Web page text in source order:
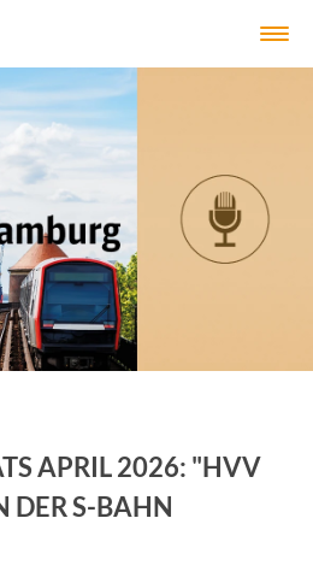
APRIL 2026: "HVV
DER S-BAHN